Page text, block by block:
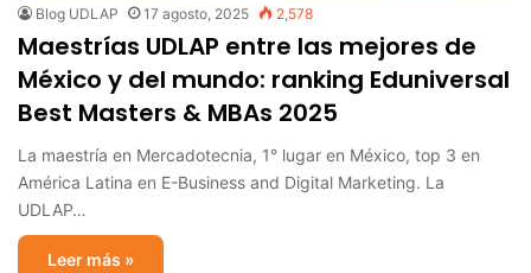
Blog UDLAP 17 agosto, 2025 2,578
Maestrías UDLAP entre las mejores de
México y del mundo: ranking Eduniversal
Best Masters & MBAs 2025
La maestría en Mercadotecnia, 1° lugar en México, top 3 en
América Latina en E-Business and Digital Marketing. La
UDLAP…
Leer más »